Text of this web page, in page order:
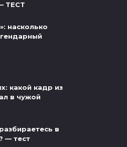
ТЕСТ
насколько
какой кадр из
в чужой
в
— тест